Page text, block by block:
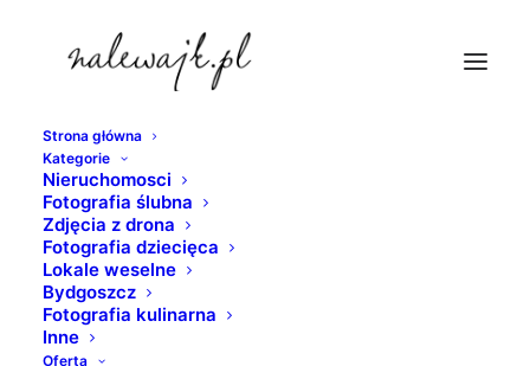
Strona główna
Kategorie
Nieruchomosci
Fotografia ślubna
Zdjęcia z drona
Fotografia dziecięca
Lokale weselne
Bydgoszcz
Fotografia kulinarna
Inne
Oferta
fotografie-dla-biznesu
Strona Główna
Zaplecze techniczne do obsługi pojazdów szynowych
oraz hala postojowa